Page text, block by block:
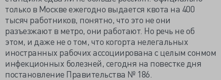
только в Москве ежегодно выдается квота на 400
тысяч работников, понятно, что это не они
разъезжают в метро, они работают. Но речь не об
этом, и даже не о том, что когорта нелегальных
иностранных рабочих ассоциирована с целым сонмом
инфекционных болезней, сегодня на повестке дня
постановление Правительства № 186.